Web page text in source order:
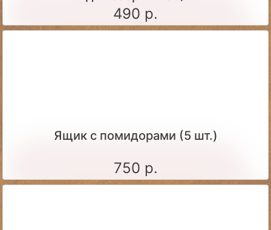
490 р.
Ящик c помидорами (5 шт.)
750 р.